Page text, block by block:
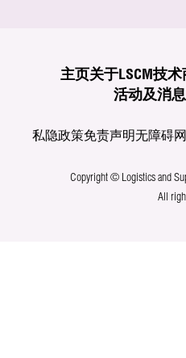
主页关于LSCM技术
活动及消息
私隐政策免责声明无障碍
Copyright © Logistics and
All